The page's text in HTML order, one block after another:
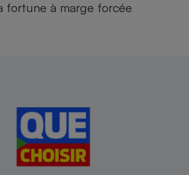
fortune à marge forcée